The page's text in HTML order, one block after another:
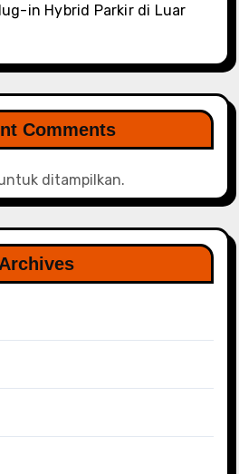
in Hybrid Parkir di Luar
Comments
ditampilkan.
Archives